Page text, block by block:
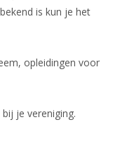
is kun je het
opleidingen voor
je vereniging.